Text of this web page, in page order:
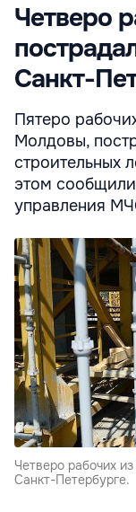
Четверо
Санкт-
Пятеро
Молдовы,
строительных
этом
управления
Четверо рабочих
Санкт-Петербурге.